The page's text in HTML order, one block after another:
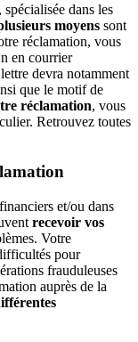
dans les
moyens sont
réclamation, vous
en courrier
devra notamment
que le motif de
réclamation, vous
Retrouvez toutes
et/ou dans
recevoir vos
Votre
pour
frauduleuses
auprès de la